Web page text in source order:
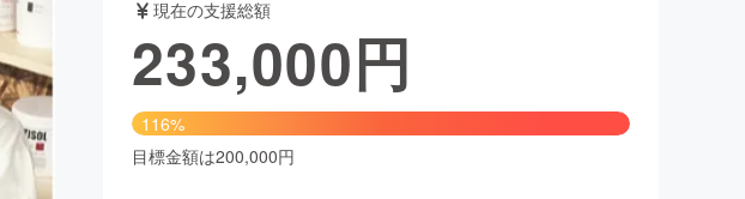
舞台・パフォーマンス
フード・飲食店 ファッション
アニメ・漫画
現在の支援総額
233,000円
116%
目標金額は200,000円